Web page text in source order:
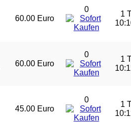
60.00 Euro
0
1
60.00 Euro
0
1
45.00 Euro
0
1